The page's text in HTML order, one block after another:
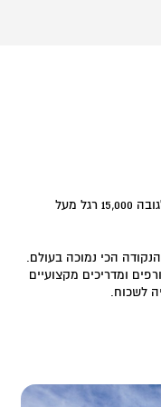
יש לכם את ההזדמנות להגיע הכי גבוה, עד לגובה 15,000 רגל מעל
הכי נמוכה בעולם.
ומדריכים מקצועיים
לשכוח.
ומשם, לאחר התארגנות,
בשמי האזור, בה
מצדה ומקומות
לנפילה חופשית עוצרת